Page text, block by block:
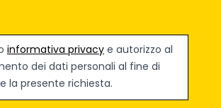
informativa privacy e autorizzo al
dei dati personali al fine di
la presente richiesta.